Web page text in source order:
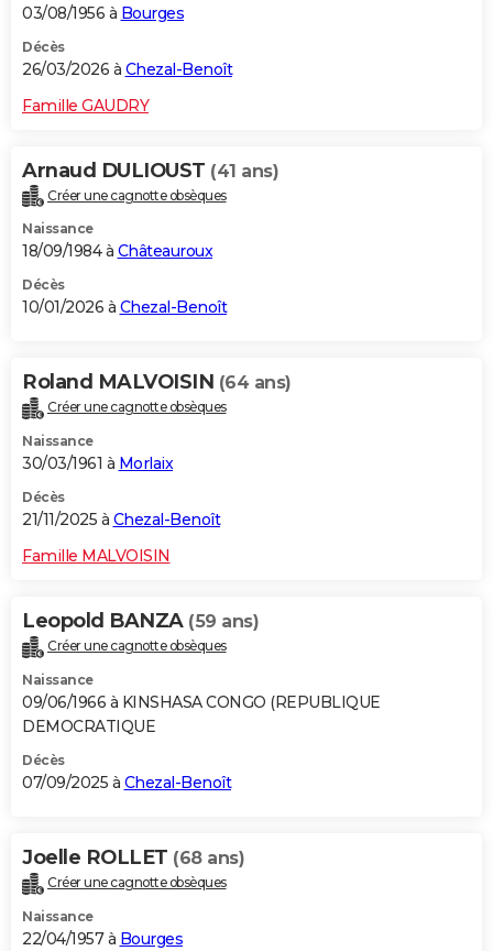
03/08/1956 à Bourges
Décès
26/03/2026 à Chezal-Benoît
Famille GAUDRY
Arnaud DULIOUST (41 ans)
Créer une cagnotte obsèques
Naissance
18/09/1984 à Châteauroux
Décès
10/01/2026 à Chezal-Benoît
Roland MALVOISIN (64 ans)
Créer une cagnotte obsèques
Naissance
30/03/1961 à Morlaix
Décès
21/11/2025 à Chezal-Benoît
Famille MALVOISIN
Leopold BANZA (59 ans)
Créer une cagnotte obsèques
Naissance
09/06/1966 à KINSHASA CONGO (REPUBLIQUE
DEMOCRATIQUE
Décès
07/09/2025 à Chezal-Benoît
Joelle ROLLET (68 ans)
Créer une cagnotte obsèques
Naissance
22/04/1957 à Bourges